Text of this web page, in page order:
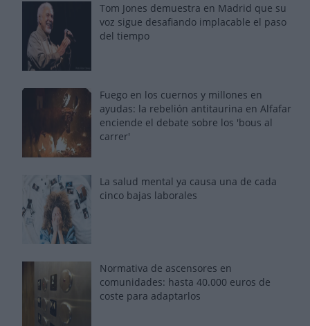
Tom Jones demuestra en Madrid que su
voz sigue desafiando implacable el paso
del tiempo
Fuego en los cuernos y millones en
ayudas: la rebelión antitaurina en Alfafar
enciende el debate sobre los 'bous al
carrer'
La salud mental ya causa una de cada
cinco bajas laborales
Normativa de ascensores en
comunidades: hasta 40.000 euros de
coste para adaptarlos